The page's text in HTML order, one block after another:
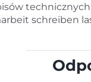
schreiben